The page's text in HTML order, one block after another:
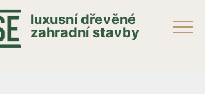
luxusní dřevěné
zahradní stavby